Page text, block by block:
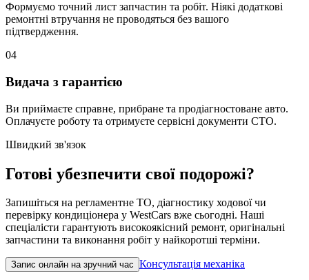
Формуємо точний лист запчастин та робіт. Ніякі додаткові
ремонтні втручання не проводяться без вашого
підтвердження.
04
Видача з гарантією
Ви приймаєте справне, прибране та продіагностоване авто.
Оплачуєте роботу та отримуєте сервісні документи СТО.
Швидкий зв'язок
Готові убезпечити свої подорожі?
Запишіться на регламентне ТО, діагностику ходової чи
перевірку кондиціонера у WestCars вже сьогодні. Наші
спеціалісти гарантують високоякісний ремонт, оригінальні
запчастини та виконання робіт у найкоротші терміни.
Запис онлайн на зручний час Консультація механіка